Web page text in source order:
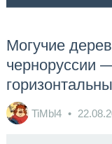
Могучие
черноруссии
TiMbl4